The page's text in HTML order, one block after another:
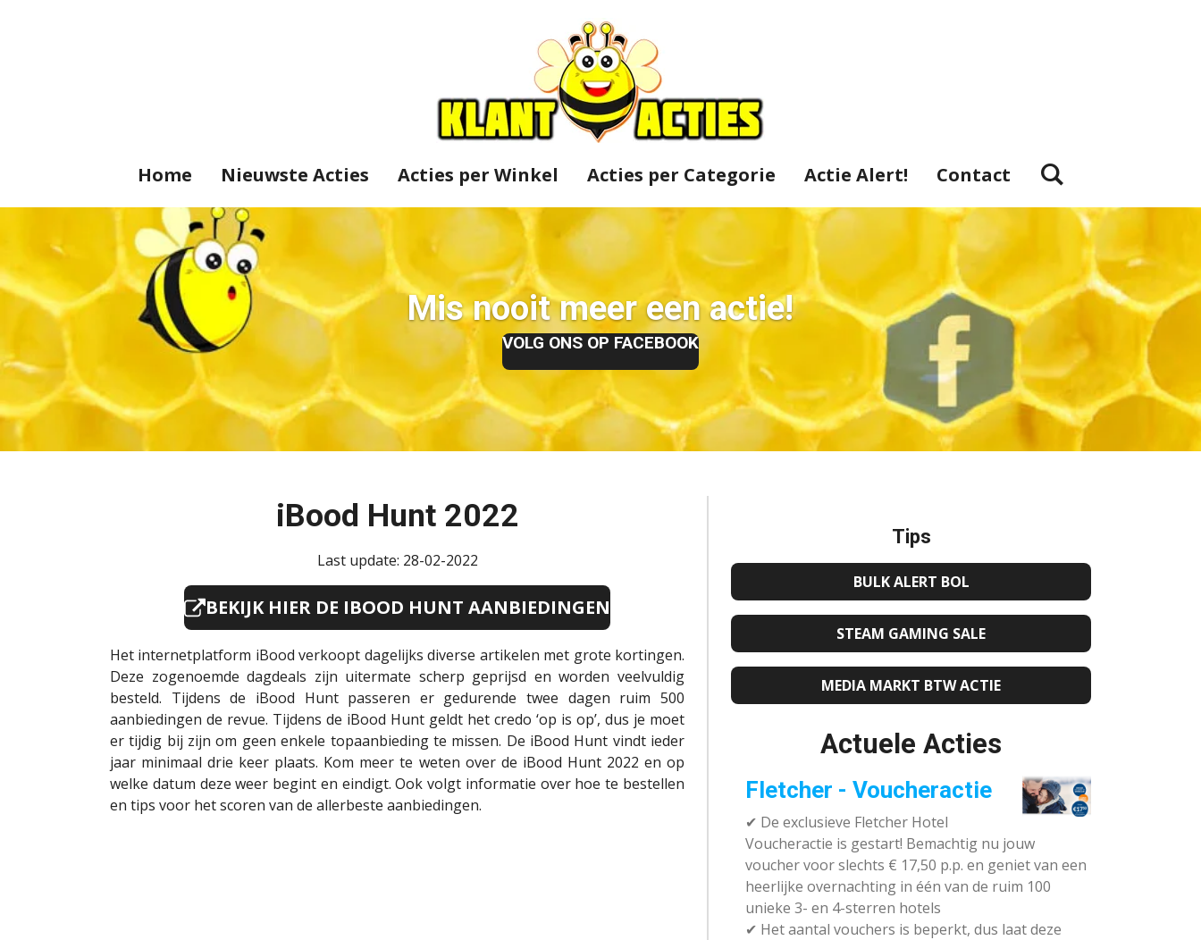
Home Nieuwste Acties Acties per Winkel Acties per Categorie Actie Alert! Contact
Mis nooit meer een actie!
VOLG ONS OP FACEBOOK
iBood Hunt 2022
Last update: 28-02-2022
BEKIJK HIER DE IBOOD HUNT AANBIEDINGEN
Het internetplatform iBood verkoopt dagelijks diverse artikelen met grote kortingen.
Deze zogenoemde dagdeals zijn uitermate scherp geprijsd en worden veelvuldig
besteld. Tijdens de iBood Hunt passeren er gedurende twee dagen ruim 500
aanbiedingen de revue. Tijdens de iBood Hunt geldt het credo ‘op is op’, dus je moet
er tijdig bij zijn om geen enkele topaanbieding te missen. De iBood Hunt vindt ieder
jaar minimaal drie keer plaats. Kom meer te weten over de iBood Hunt 2022 en op
welke datum deze weer begint en eindigt. Ook volgt informatie over hoe te bestellen
en tips voor het scoren van de allerbeste aanbiedingen.
Tips
BULK ALERT BOL
STEAM GAMING SALE
MEDIA MARKT BTW ACTIE
Actuele Acties
Fletcher - Voucheractie
✔ De exclusieve Fletcher Hotel
Voucheractie is gestart! Bemachtig nu jouw
voucher voor slechts € 17,50 p.p. en geniet van een
heerlijke overnachting in één van de ruim 100
unieke 3- en 4-sterren hotels
✔ Het aantal vouchers is beperkt, dus laat deze